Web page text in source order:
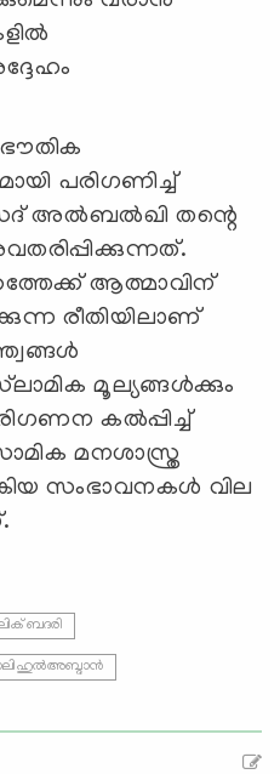
പരിഗണിച്ച്
അൽബൽഖി തന്റെ
ആത്മാവിന്
രീതിയിലാണ്
മൂല്യങ്ങള്‍ക്കും
കൽപ്പിച്ച്
മനശാസ്ത്ര
സംഭാവനകൾ വില
ബദരി